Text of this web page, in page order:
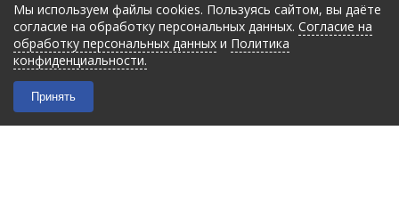
Мы используем файлы cookies. Пользуясь сайтом, вы даёте
согласие на обработку персональных данных. Согласие на
обработку персональных данных и Политика
конфиденциальности.
Принять